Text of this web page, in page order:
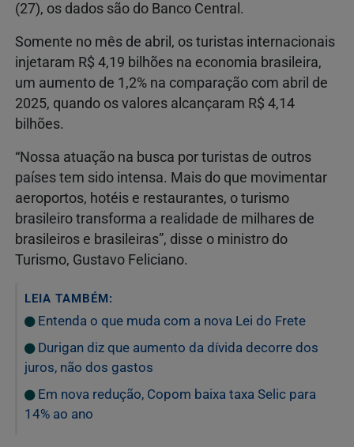
(27), os dados são do Banco Central.
Somente no mês de abril, os turistas internacionais
injetaram R$ 4,19 bilhões na economia brasileira,
um aumento de 1,2% na comparação com abril de
2025, quando os valores alcançaram R$ 4,14
bilhões.
“Nossa atuação na busca por turistas de outros
países tem sido intensa. Mais do que movimentar
aeroportos, hotéis e restaurantes, o turismo
brasileiro transforma a realidade de milhares de
brasileiros e brasileiras”, disse o ministro do
Turismo, Gustavo Feliciano.
LEIA TAMBÉM:
Entenda o que muda com a nova Lei do Frete
Durigan diz que aumento da dívida decorre dos
juros, não dos gastos
Em nova redução, Copom baixa taxa Selic para
14% ao ano